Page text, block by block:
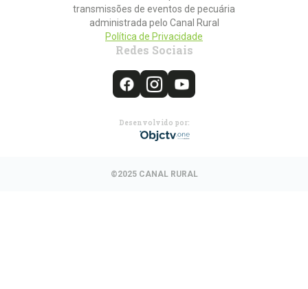
transmissões de eventos de pecuária
administrada pelo Canal Rural
Política de Privacidade
Redes Sociais
Desenvolvido por:
©2025 CANAL RURAL